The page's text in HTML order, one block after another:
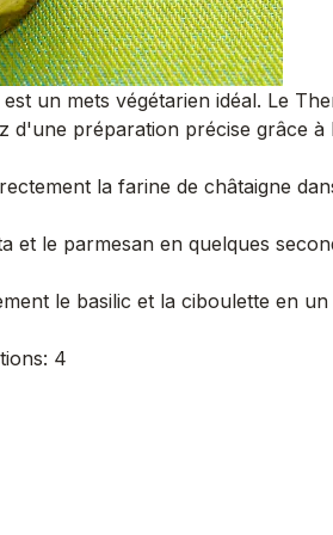
un mets végétarien idéal. Le
préparation précise grâce
la farine de châtaigne
et le parmesan en quelques
le basilic et la ciboulette en
4